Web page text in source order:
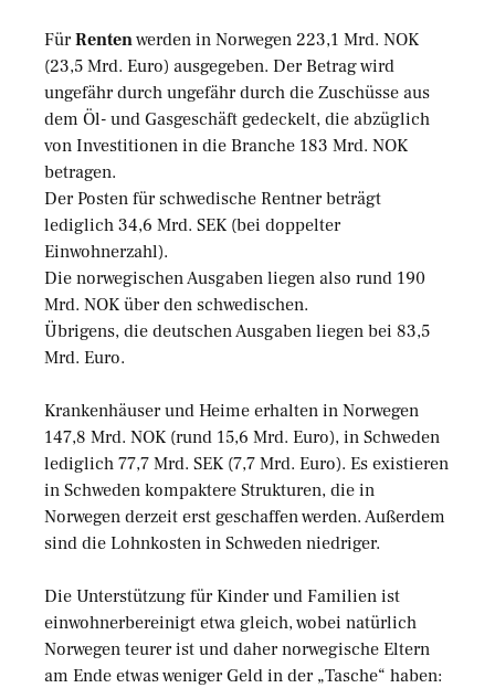
FürRentenwerden in Norwegen 223,1 Mrd. NOK
(23,5 Mrd. Euro) ausgegeben. Der Betrag wird
ungefähr durch ungefähr durch die Zuschüsse aus
dem Öl- und Gasgeschäft gedeckelt, die abzüglich
von Investitionen in die Branche 183 Mrd. NOK
betragen.
Der Posten für schwedische Rentner beträgt
lediglich 34,6 Mrd. SEK (bei doppelter
Einwohnerzahl).
Die norwegischen Ausgaben liegen also rund 190
Mrd. NOK über den schwedischen.
Übrigens, die deutschen Ausgaben liegen bei 83,5
Mrd. Euro.
Krankenhäuser und Heime erhalten in Norwegen
147,8 Mrd. NOK (rund 15,6 Mrd. Euro), in Schweden
lediglich 77,7 Mrd. SEK (7,7 Mrd. Euro). Es existieren
in Schweden kompaktere Strukturen, die in
Norwegen derzeit erst geschaffen werden. Außerdem
sind die Lohnkosten in Schweden niedriger.
Die Unterstützung für Kinder und Familien ist
einwohnerbereinigt etwa gleich, wobei natürlich
Norwegen teurer ist und daher norwegische Eltern
am Ende etwas weniger Geld in der „Tasche“ haben: